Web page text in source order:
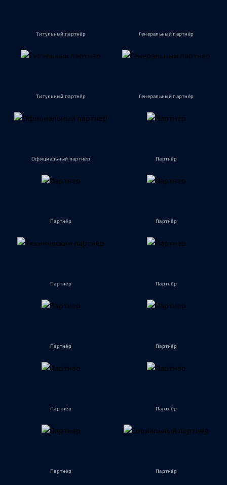
Титульный партнёр Генеральный партнёр
Титульный партнёр Генеральный партнёр
Официальный партнёр Партнёр
Партнёр Партнёр
Партнёр Партнёр
Партнёр Партнёр
Партнёр Партнёр
Партнёр Партнёр